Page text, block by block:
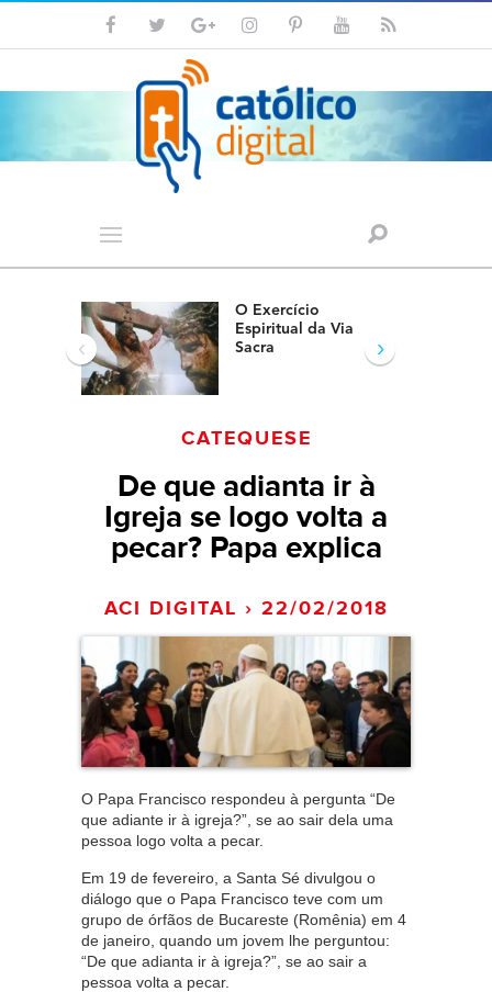
O Exercício
Espiritual da Via
Sacra
‹ ›
CATEQUESE
De que adianta ir à
Igreja se logo volta a
pecar? Papa explica
ACI DIGITAL › 22/02/2018
O Papa Francisco respondeu à pergunta “De
que adiante ir à igreja?”, se ao sair dela uma
pessoa logo volta a pecar.
Em 19 de fevereiro, a Santa Sé divulgou o
diálogo que o Papa Francisco teve com um
grupo de órfãos de Bucareste (Romênia) em 4
de janeiro, quando um jovem lhe perguntou:
“De que adianta ir à igreja?”, se ao sair a
pessoa volta a pecar.